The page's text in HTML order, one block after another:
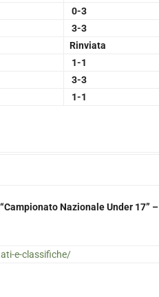
0-3
3-3
Rinviata
1-1
3-3
1-1
Nazionale Under 17” –
e-classifiche/